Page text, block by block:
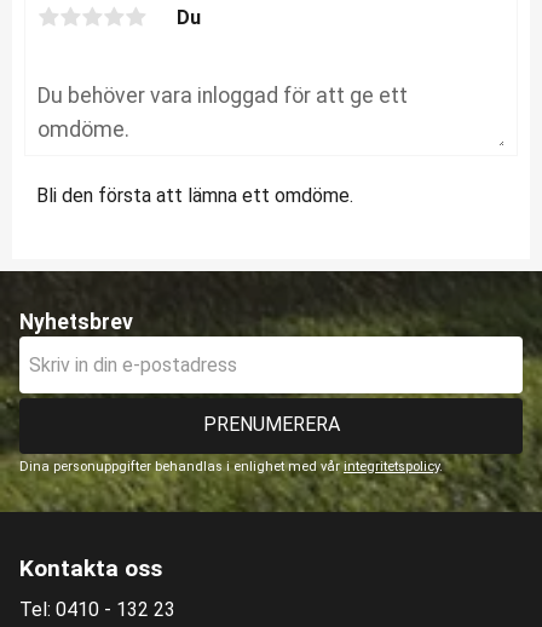
Du
Bli den första att lämna ett omdöme.
Nyhetsbrev
PRENUMERERA
Dina personuppgifter behandlas i enlighet med vårintegritetspolicy.
Kontakta oss
Tel: 0410 - 132 23